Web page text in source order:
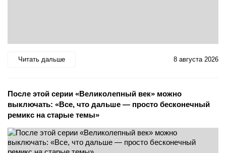
Читать дальше 8 августа 2026
После этой серии «Великолепный век» можно
выключать: «Все, что дальше — просто бесконечный
ремикс на старые темы»